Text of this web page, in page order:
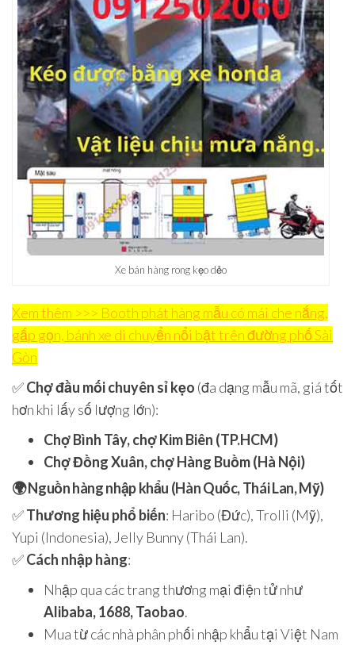
Xe bán hàng rong kẹo dẻo
Xem thêm >>> Booth phát hàng mẫu có mái che nắng,
gấp gọn, bánh xe di chuyển nổi bật trên đường phố Sài
Gòn
✅Chợ đầu mối chuyên sỉ kẹo (đa dạng mẫu mã, giá tốt
hơn khi lấy số lượng lớn):
Chợ Bình Tây, chợ Kim Biên (TP.HCM)
Chợ Đồng Xuân, chợ Hàng Buồm (Hà Nội)
🌍Nguồn hàng nhập khẩu (Hàn Quốc, Thái Lan, Mỹ)
✅Thương hiệu phổ biến: Haribo (Đức), Trolli (Mỹ),
Yupi (Indonesia), Jelly Bunny (Thái Lan).
✅Cách nhập hàng:
Nhập qua các trang thương mại điện tử như
Alibaba, 1688, Taobao.
Mua từ các nhà phân phối nhập khẩu tại Việt Nam